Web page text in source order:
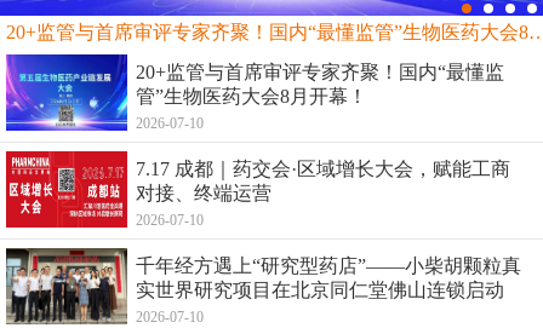
20+监管与首席审评专家齐聚！国内“最
20+监管与首席审评专家齐聚！国内“最懂监
管”生物医药大会8月开幕！
2026-07-10
7.17 成都｜药交会·区域增长大会，赋能工商
对接、终端运营
2026-07-10
千年经方遇上“研究型药店”——小柴胡颗粒真
实世界研究项目在北京同仁堂佛山连锁启动
2026-07-10